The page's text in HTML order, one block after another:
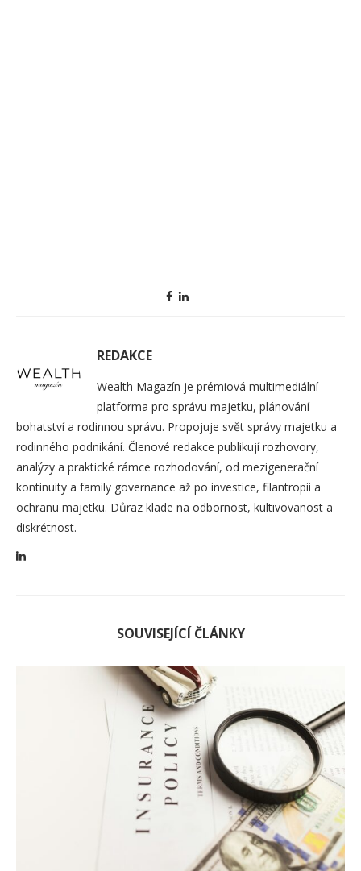
REDAKCE
Wealth Magazín je prémiová multimediální
platforma pro správu majetku, plánování
bohatství a rodinnou správu. Propojuje svět správy majetku a
rodinného podnikání. Členové redakce publikují rozhovory,
analýzy a praktické rámce rozhodování, od mezigenerační
kontinuity a family governance až po investice, filantropii a
ochranu majetku. Důraz klade na odbornost, kultivovanost a
diskrétnost.
SOUVISEJÍCÍ ČLÁNKY